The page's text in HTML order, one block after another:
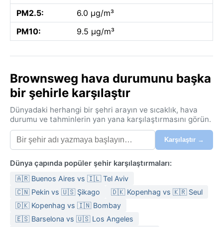
PM2.5:
6.0 µg/m³
PM10:
9.5 µg/m³
Brownsweg hava durumunu başka
bir şehirle karşılaştır
Dünyadaki herhangi bir şehri arayın ve sıcaklık, hava
durumu ve tahminlerin yan yana karşılaştırmasını görün.
Karşılaştır →
Dünya çapında popüler şehir karşılaştırmaları:
🇦🇷 Buenos Aires vs 🇮🇱 Tel Aviv
🇨🇳 Pekin vs 🇺🇸 Şikago
🇩🇰 Kopenhag vs 🇰🇷 Seul
🇩🇰 Kopenhag vs 🇮🇳 Bombay
🇪🇸 Barselona vs 🇺🇸 Los Angeles